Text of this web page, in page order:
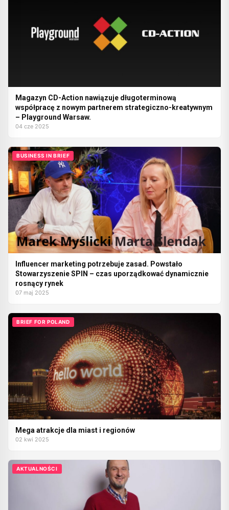
Magazyn CD-Action nawiązuje długoterminową
współpracę z nowym partnerem strategiczno-kreatywnym
– Playground Warsaw.
04 cze 2025
BUSINESS IN BRIEF
Influencer marketing potrzebuje zasad. Powstało
Stowarzyszenie SPIN – czas uporządkować dynamicznie
rosnący rynek
07 maj 2025
BRIEF FOR POLAND
Mega atrakcje dla miast i regionów
02 kwi 2025
AKTUALNOŚCI